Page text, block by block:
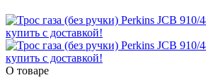
О товаре